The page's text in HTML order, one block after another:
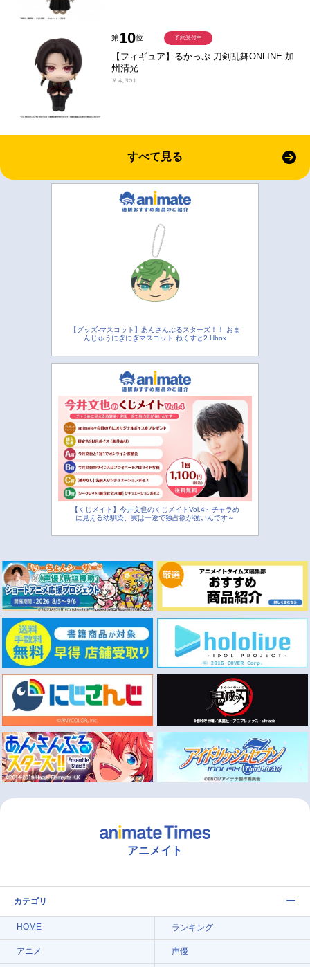
第10位
【フィギュア】るかっぷ 刀剣乱舞ONLINE 加
州清光
￥4,301
予約受付中
すべて見る
【グッズ-マスコット】あんさんぶるスターズ！！ おま
んじゅうにぎにぎマスコット ねくすと2 Hbox
【くじメイト】今井文也のくじメイトVol.4～チャラめ
に見える幼馴染、実は一途で独占欲が強いんです～
アニメイト
カテゴリ
HOME ランキング
アニメ 声優